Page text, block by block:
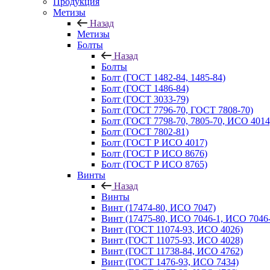
Метизы
Назад
Метизы
Болты
Назад
Болты
Болт (ГОСТ 1482-84, 1485-84)
Болт (ГОСТ 1486-84)
Болт (ГОСТ 3033-79)
Болт (ГОСТ 7796-70, ГОСТ 7808-70)
Болт (ГОСТ 7798-70, 7805-70, ИСО
Болт (ГОСТ 7802-81)
Болт (ГОСТ Р ИСО 4017)
Болт (ГОСТ Р ИСО 8676)
Болт (ГОСТ Р ИСО 8765)
Винты
Назад
Винты
Винт (17474-80, ИСО 7047)
Винт (17475-80, ИСО 7046-1, ИСО
Винт (ГОСТ 11074-93, ИСО 4026)
Винт (ГОСТ 11075-93, ИСО 4028)
Винт (ГОСТ 11738-84, ИСО 4762)
Винт (ГОСТ 1476-93, ИСО 7434)